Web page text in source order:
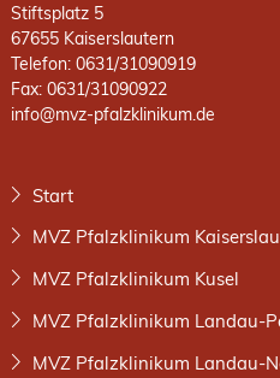
Stiftsplatz 5
67655 Kaiserslautern
Telefon: 0631/31090919
Fax: 0631/31090922
info@mvz-pfalzklinikum.de
Start
MVZ Pfalzklinikum
MVZ Pfalzklinikum Kusel
MVZ Pfalzklinikum Landau-
MVZ Pfalzklinikum Landau-